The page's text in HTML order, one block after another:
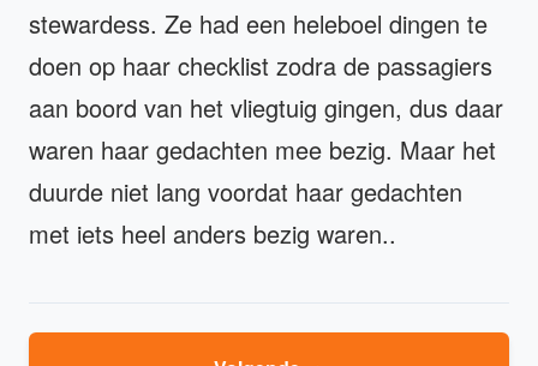
stewardess. Ze had een heleboel dingen te
doen op haar checklist zodra de passagiers
aan boord van het vliegtuig gingen, dus daar
waren haar gedachten mee bezig. Maar het
duurde niet lang voordat haar gedachten
met iets heel anders bezig waren..